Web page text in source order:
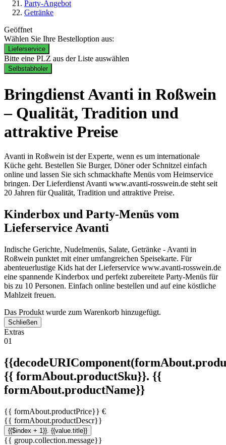
Party-Angebot
Getränke
Geöffnet
Wählen Sie Ihre Bestelloption aus:
Lieferservice
Bitte eine PLZ aus der Liste auswählen
Selbstabholer
Bringdienst Avanti in Roßwein
– Qualität, Tradition und
attraktive Preise
Avanti in Roßwein ist der Experte, wenn es um internationale
Küche geht. Bestellen Sie Burger, Döner oder Schnitzel einfach
online und lassen Sie sich schmackhafte Menüs vom Heimservice
bringen. Der Lieferdienst Avanti www.avanti-rosswein.de steht seit
20 Jahren für Qualität, Tradition und attraktive Preise.
Kinderbox und Party-Menüs vom
Lieferservice Avanti
Indische Gerichte, Nudelmenüs, Salate, Getränke - Avanti in
Roßwein punktet mit einer umfangreichen Speisekarte. Für
abenteuerlustige Kids hat der Lieferservice www.avanti-rosswein.de
eine spannende Kinderbox und perfekt zubereitete Party-Menüs für
bis zu 10 Personen. Einfach online bestellen und auf eine köstliche
Mahlzeit freuen.
Das Produkt wurde zum Warenkorb hinzugefügt.
Schließen
Extras
01
{{ formAbout.productSku}}. {{
formAbout.productName}}
{{ formAbout.productPrice}} €
{{ formAbout.productDescr}}
{{$index + 1}}. {{value.title}}
{{ group.collection.message}}